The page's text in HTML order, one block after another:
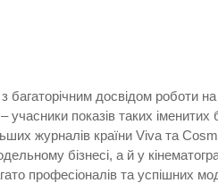
досвідом роботи
показів таких
журналів країни Viva та
бізнесі, а й у
професіоналів та успішних